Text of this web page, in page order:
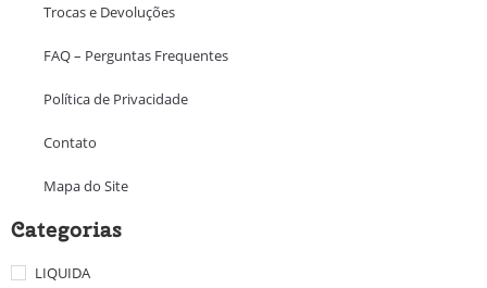
Trocas e Devoluções
FAQ – Perguntas Frequentes
Política de Privacidade
Contato
Mapa do Site
Categorias
LIQUIDA